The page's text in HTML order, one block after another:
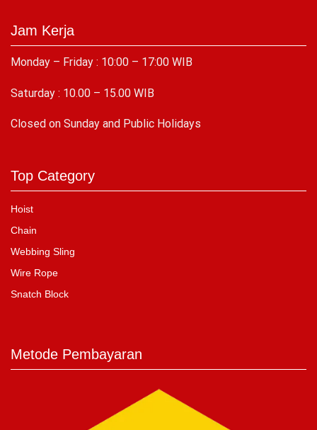
Jam Kerja
Monday – Friday : 10:00 – 17:00 WIB
Saturday : 10.00 – 15.00 WIB
C losed on Sunday and Public Holidays
Top Category
Hoist
Chain
Webbing Sling
Wire Rope
Snatch Block
Metode Pembayaran